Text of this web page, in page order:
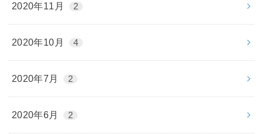
2020年11月 2
2020年10月 4
2020年7月 2
2020年6月 2